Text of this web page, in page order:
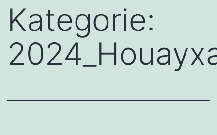
Kategorie: